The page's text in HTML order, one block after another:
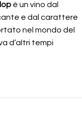
è un vino dal
e dal carattere
nel mondo del
d’altri tempi